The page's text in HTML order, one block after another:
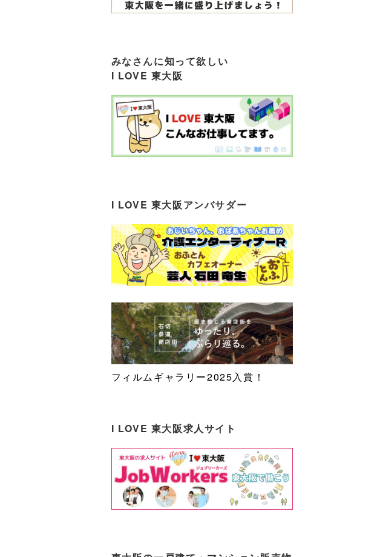
みなさんに知って欲しい
I LOVE 東大阪
I LOVE 東大阪アンバサダー
フィルムギャラリー2025入賞！
I LOVE 東大阪求人サイト